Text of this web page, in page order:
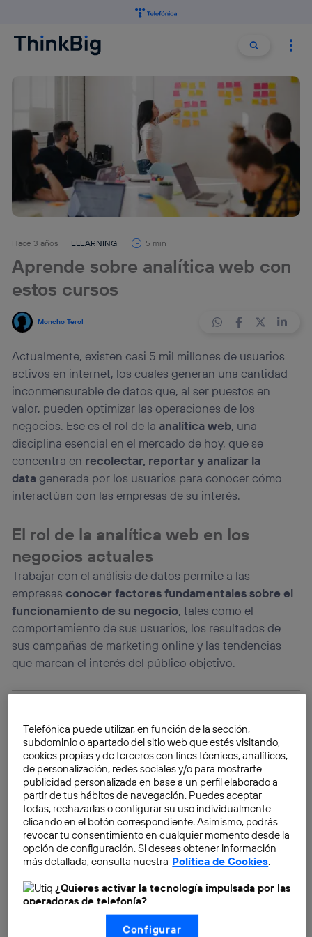
Buscar
Hace 3 años ELEARNING 5 min
Aprende sobre analítica web con
estos cursos
Moncho Terol
Actualmente, existen casi 5 mil millones de usuarios
activos en internet, los cuales generan una cantidad
inconmensurable de datos que, al ser puestos en
valor, pueden optimizar las operaciones de los
negocios. Ese es el rol de la analítica web, una
disciplina esencial en el mercado de hoy, que se
concentra en recolectar, reportar y analizar la
data generada por los usuarios para conocer cómo
interactúan con las empresas de su interés.
El rol de la analítica web en los
negocios actuales
Trabajar con el análisis de datos permite a las
empresasconocer factores fundamentales sobre el
funcionamiento de su negocio, tales como el
comportamiento de sus usuarios, los resultados de
sus campañas de marketing online y las tendencias
que marcan el interés del público objetivo.
Telefónica puede utilizar, en función de la sección,
subdominio o apartado del sitio web que estés visitando,
cookies propias y de terceros con fines técnicos, analíticos,
de personalización, redes sociales y/o para mostrarte
publicidad personalizada en base a un perfil elaborado a
partir de tus hábitos de navegación. Puedes aceptar
todas, rechazarlas o configurar su uso individualmente
clicando en el botón correspondiente. Asimismo, podrás
revocar tu consentimiento en cualquier momento desde la
opción de configuración. Si deseas obtener información
más detallada, consulta nuestra Política de Cookies.
¿Quieres activar la tecnología impulsada por las
operadoras de telefonía?
Nosotros, Telefónica S.A., utilizamos la tecnología Utiq para
realizar nuestras acciones de marketing digital o análisis
Configurar